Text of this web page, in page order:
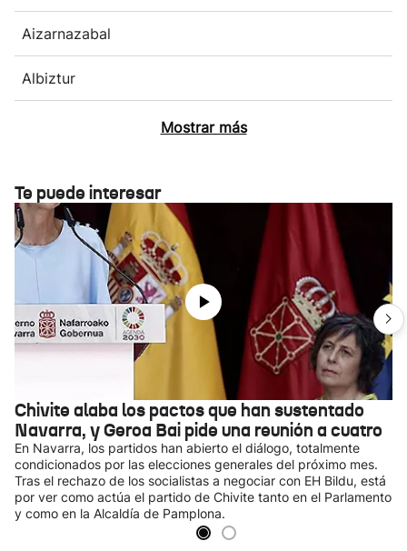
Aizarnazabal
Albiztur
Mostrar más
Te puede interesar
Chivite alaba los pactos que han sustentado
Navarra, y Geroa Bai pide una reunión a cuatro
En Navarra, los partidos han abierto el diálogo, totalmente
condicionados por las elecciones generales del próximo mes.
Tras el rechazo de los socialistas a negociar con EH Bildu, está
por ver como actúa el partido de Chivite tanto en el Parlamento
y como en la Alcaldía de Pamplona.